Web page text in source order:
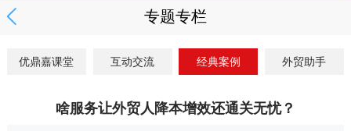
专题专栏
优鼎嘉课堂 互动交流 经典案例 外贸助手
啥服务让外贸人降本增效还通关无忧？